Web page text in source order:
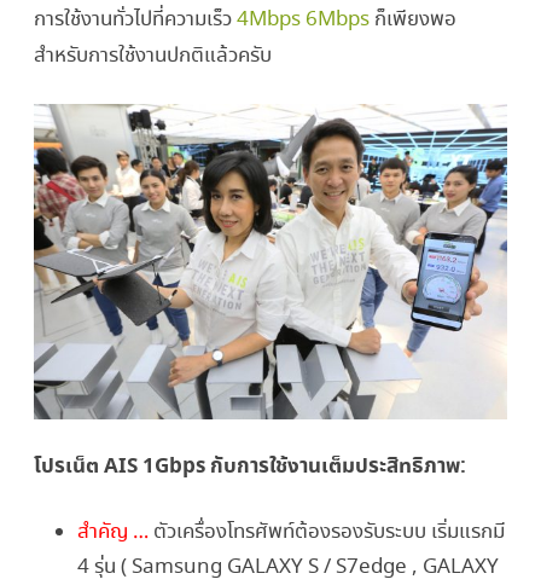
การใช้งานทั่วไปที่ความเร็ว4Mbps 6Mbps ก็เพียงพอ
สำหรับการใช้งานปกติแล้วครับ
โปรเน็ต AIS 1Gbps กับการใช้งานเต็มประสิทธิภาพ:
สำคัญ … ตัวเครื่องโทรศัพท์ต้องรองรับระบบ เริ่มแรกมี
4 รุ่น ( Samsung GALAXY S / S7edge , GALAXY